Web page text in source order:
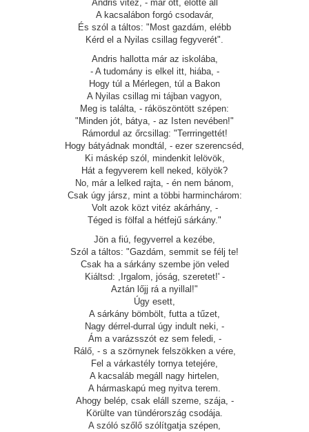
Andris vitéz, - már ott, elötte áll
A kacsalábon forgó csodavár,
És szól a táltos: "Most gazdám, elébb
Kérd el a Nyilas csillag fegyverét".
Andris hallotta már az iskolába,
- A tudomány is elkel itt, hiába, -
Hogy túl a Mérlegen, túl a Bakon
A Nyilas csillag mi tájban vagyon,
Meg is találta, - ráköszöntött szépen:
"Minden jót, bátya, - az Isten nevében!"
Rámordul az őrcsillag: "Terrringettét!
Hogy bátyádnak mondtál, - ezer szerencséd,
Ki máskép szól, mindenkit lelövök,
Hát a fegyverem kell neked, kölyök?
No, már a lelked rajta, - én nem bánom,
Csak úgy jársz, mint a többi harminchárom:
Volt azok közt vitéz akárhány, -
Téged is fölfal a hétfejű sárkány."
Jön a fiú, fegyverrel a kezébe,
Szól a táltos: "Gazdám, semmit se félj te!
Csak ha a sárkány szembe jön veled
Kiáltsd: ,Irgalom, jóság, szeretet!' -
Aztán lőjj rá a nyillal!"
Úgy esett,
A sárkány bömbölt, futta a tűzet,
Nagy dérrel-durral úgy indult neki, -
Ám a varázsszót ez sem feledi, -
Rálő, - s a szörnynek felszökken a vére,
Fel a várkastély tornya tetejére,
A kacsaláb megáll nagy hirtelen,
A hármaskapú meg nyitva terem.
Ahogy belép, csak eláll szeme, szája, -
Körülte van tündérország csodája.
A szóló szőlő szólítgatja szépen,